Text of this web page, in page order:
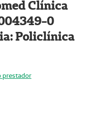
Clínica
0
Policlínica
prestador